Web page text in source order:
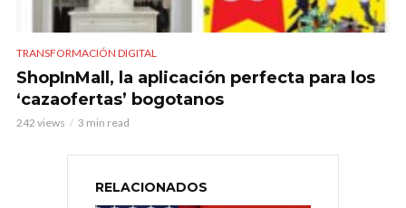
TRANSFORMACIÓN DIGITAL
ShopInMall, la aplicación perfecta para los
‘cazaofertas’ bogotanos
242 views 3 min read
RELACIONADOS